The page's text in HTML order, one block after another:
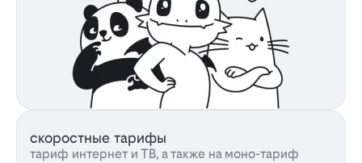
скоростные тарифы
тариф интернет и ТВ, а также на моно-тариф